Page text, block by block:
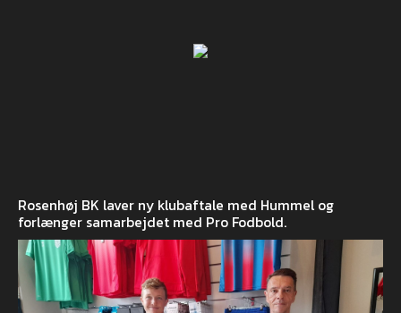
Rosenhøj BK laver ny klubaftale med Hummel og
forlænger samarbejdet med Pro Fodbold.